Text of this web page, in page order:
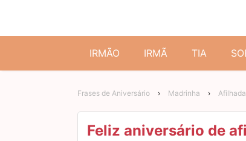
IRMÃO IRMÃ TIA
Frases de Aniversário › Madrinha ›
Feliz aniversário de